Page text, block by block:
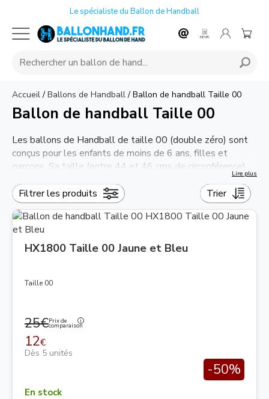
Le spécialiste du Ballon de Handball
Accueil/ Ballons de Handball/ Ballon de handball Taille 00
Ballon de handball Taille 00
Les ballons de Handball de taille 00 (double zéro) sont
conçus pour les enfants de moins de 6 ans, filles et
garçons. Sa taille (entre 44 et 46 cms de circonférence),
son poids (entre 180 et 200gr) et sa conception font du
ballon de handball taille 00, le ballon idéal pour découvrir
la pratique du Handball. Offrez à votre enfant son
premierballon de handball.
Lire plus
Filtrer les produits Trier
HX1800 Taille 00 Jaune et Bleu
Taille 00
25€Prix de
comparaison
12€
Dès 5 unités
-50%
En stock